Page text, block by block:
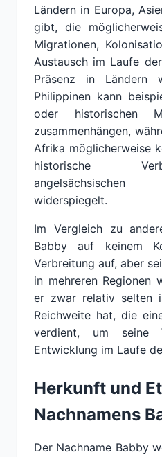
Ländern in Europa,
gibt, die
Migrationen,
Austausch im Laufe
Präsenz in Ländern
Philippinen kann
oder historischen
zusammenhängen,
Afrika möglicherweise
historische
widerspiegelt.
Im Vergleich zu
Babby auf keinem
Verbreitung auf, aber
in mehreren Regionen
er zwar relativ selten
Reichweite hat, die
verdient, um seine
Entwicklung im Laufe
Herkunft und
Nachnamens
Der Nachname Babby